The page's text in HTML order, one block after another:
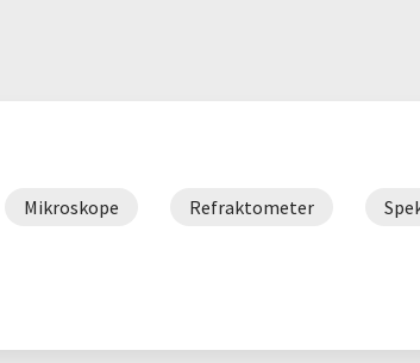
Mikroskope Refraktometer